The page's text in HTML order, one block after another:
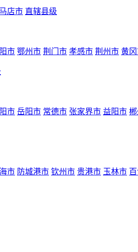
店市 直辖县级
市 鄂州市 荆门市 孝感市 荆州市 黄
市 岳阳市 常德市 张家界市 益阳市
市 防城港市 钦州市 贵港市 玉林市